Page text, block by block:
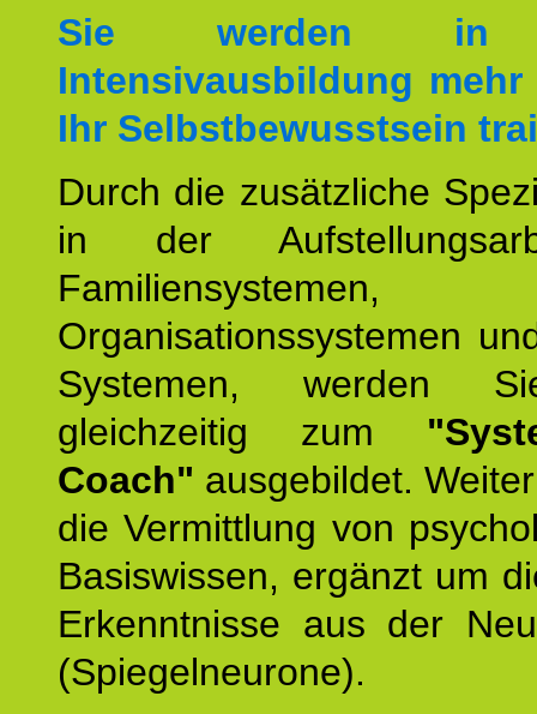
Sie werden in
Intensivausbildung
Ihr Selbstbewusstsein
Durch die zusätzliche
in der
Familiensystemen,
Organisationssystemen
Systemen, werden
gleichzeitig zum
Coach" ausgebildet.
die Vermittlung von
Basiswissen, ergänzt um
Erkenntnisse aus der
(Spiegelneurone).